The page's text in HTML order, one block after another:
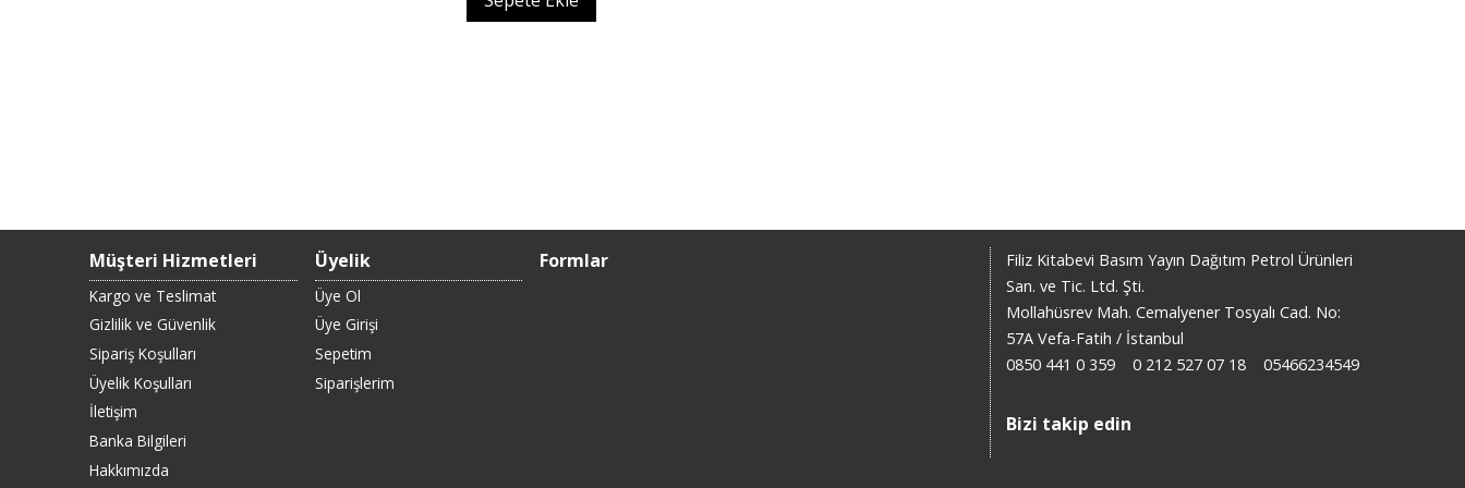
Müşteri Hizmetleri
Kargo ve Teslimat
Gizlilik ve Güvenlik
Sipariş Koşulları
Üyelik Koşulları
İletişim
Banka Bilgileri
Hakkımızda
Üyelik
Üye Ol
Üye Girişi
Sepetim
Siparişlerim
Formlar
Filiz Kitabevi Basım Yayın Dağıtım Petrol Ürünleri
San. ve Tic. Ltd. Şti.
Mollahüsrev Mah. Cemalyener Tosyalı Cad. No:
57A Vefa-Fatih / İstanbul
0850 441 0 359
0 212 527 07 18 05466234549
Bizi takip edin